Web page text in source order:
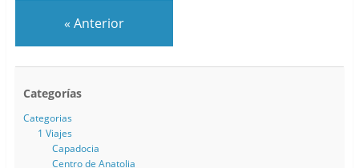
« Anterior
Categorías
Categorias
1 Viajes
Capadocia
Centro de Anatolia